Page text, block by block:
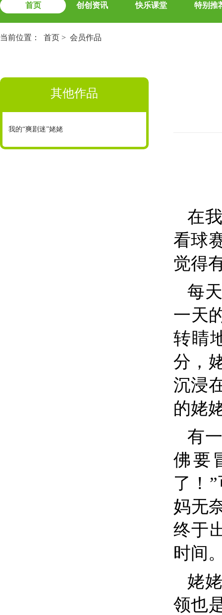
首页 创创资讯 快乐课堂 特别推
当前位置： 首页 > 会员作品
其他作品
我的“爽剧迷”姥姥
在
看球
觉得
每
一天
转睛
分，
沉浸
的姥
有
佛要
了！
妈无
终于
时间
姥
领也